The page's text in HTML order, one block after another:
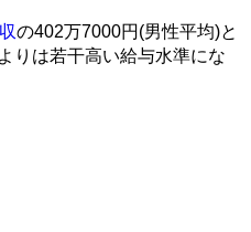
の402万7000円(男性平均)と
りは若干高い給与水準にな